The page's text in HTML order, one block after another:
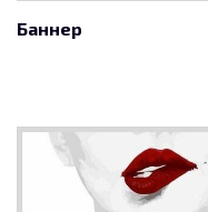
Баннер